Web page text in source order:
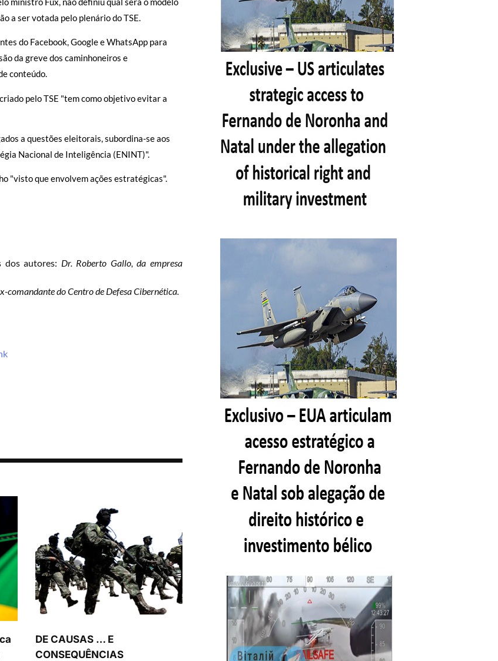
a ser votada pelo plenário do TSE.
do Facebook, Google e WhatsApp para
da greve dos caminhoneiros e
conteúdo.
pelo TSE "tem como objetivo evitar a
a questões eleitorais, subordina-se aos
Nacional de Inteligência (ENINT)".
"visto que envolvem ações estratégicas".
dos autores: Dr. Roberto Gallo, da empresa
comandante do Centro de Defesa Cibernética.
DE CAUSAS … E
CONSEQUÊNCIAS